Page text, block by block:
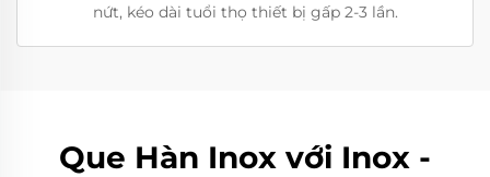
nứt, kéo dài tuổi thọ thiết bị gấp 2-3 lần.
Que Hàn Inox với Inox -